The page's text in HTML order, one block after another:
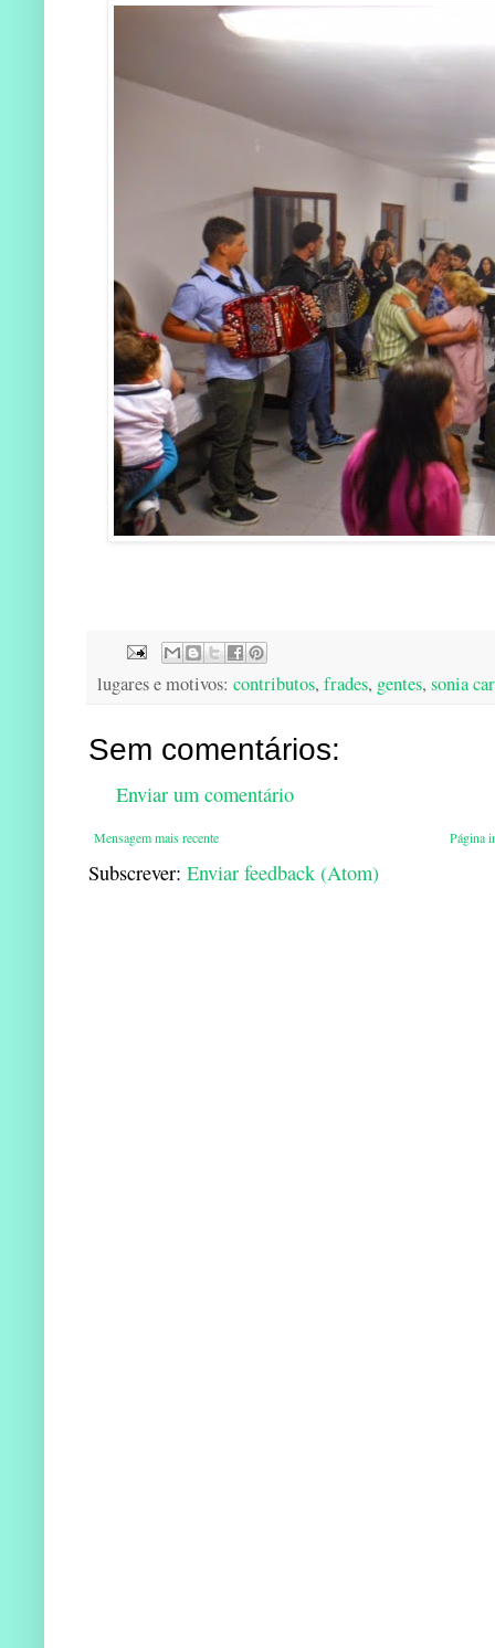
lugares e motivos: contributos, frades, gentes, sonia
Sem comentários:
Enviar um comentário
Mensagem mais recente Página
Subscrever: Enviar feedback (Atom)